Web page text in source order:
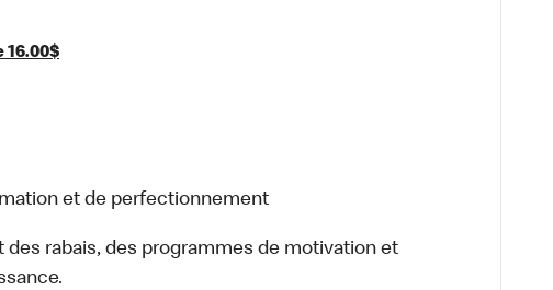
16.00$
et de perfectionnement
des rabais, des programmes de motivation et